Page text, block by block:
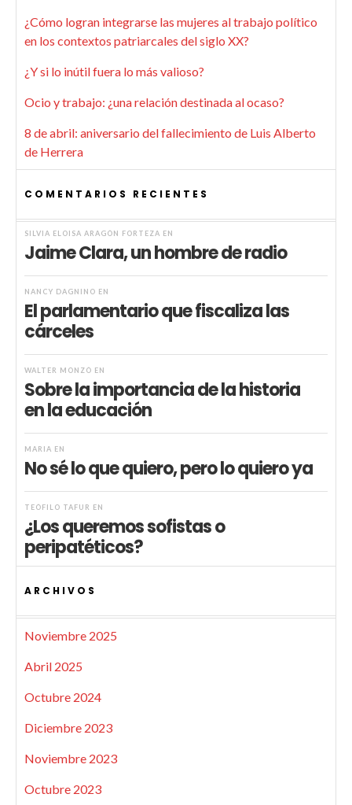
¿Cómo logran integrarse las mujeres al trabajo político
en los contextos patriarcales del siglo XX?
¿Y si lo inútil fuera lo más valioso?
Ocio y trabajo: ¿una relación destinada al ocaso?
8 de abril: aniversario del fallecimiento de Luis Alberto
de Herrera
COMENTARIOS RECIENTES
SILVIA ELOISA ARAGÓN FORTEZA EN
Jaime Clara, un hombre de radio
NANCY DAGNINO EN
El parlamentario que fiscaliza las
cárceles
WALTER MONZÓ EN
Sobre la importancia de la historia
en la educación
MARIA EN
No sé lo que quiero, pero lo quiero ya
TEÓFILO TAFUR EN
¿Los queremos sofistas o
peripatéticos?
ARCHIVOS
Noviembre 2025
Abril 2025
Octubre 2024
Diciembre 2023
Noviembre 2023
Octubre 2023